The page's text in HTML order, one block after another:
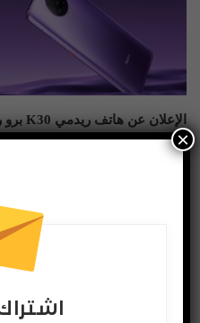
الإعلان عن هاتف ريدمي K30 برو رسميًا
مارس 24, 2020
×